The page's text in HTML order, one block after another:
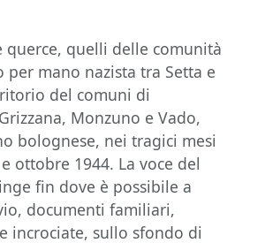
querce, quelli delle comunità
per mano nazista tra Setta e
del comuni di
Monzuno e Vado,
bolognese, nei tragici mesi
ottobre 1944. La voce del
fin dove è possibile a
documenti familiari,
incrociate, sullo sfondo di